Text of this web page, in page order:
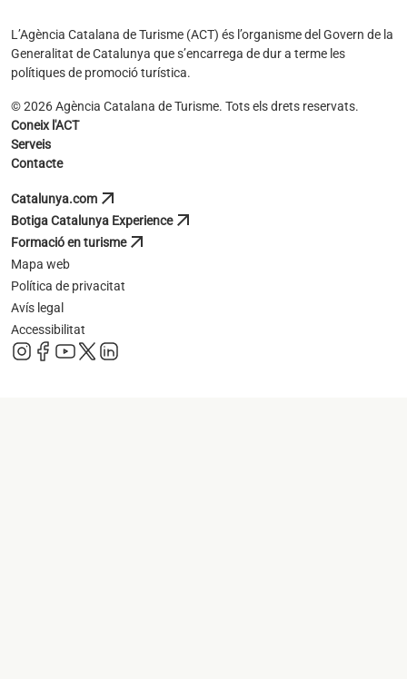
L’Agència Catalana de Turisme (ACT) és l’organisme del Govern de la
Generalitat de Catalunya que s’encarrega de dur a terme les
polítiques de promoció turística.
© 2026 Agència Catalana de Turisme. Tots els drets reservats.
Coneix l'ACT
Serveis
Contacte
Catalunya.com arrow_outward
s'obre en una pestanya nova
Botiga Catalunya Experiencearrow_outward
s'obre en una pestanya nova
Formació en turismearrow_outward
s'obre en una pestanya nova
Mapa web
Política de privacitat
Avís legal
Accessibilitat